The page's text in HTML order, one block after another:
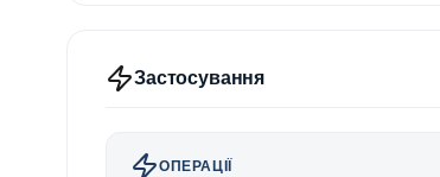
Застосування
ОПЕРАЦІЇ